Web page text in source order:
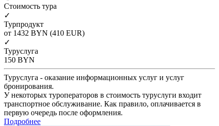
Cтоимость тура
✓
Турпродукт
от 1432 BYN (410 EUR)
✓
Туруслуга
150 BYN
Туруслуга - оказание информационных услуг и услуг
бронирования.
У некоторых туроператоров в стоимость туруслуги входит
транспортное обслуживание. Как правило, оплачивается в
первую очередь после оформления.
Подробнее